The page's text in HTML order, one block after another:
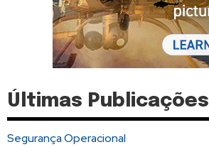
Últimas Publicações
Segurança Operacional